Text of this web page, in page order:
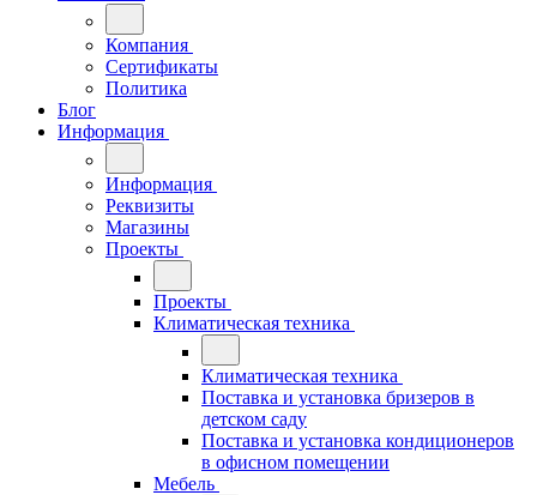
Компания
Сертификаты
Политика
Блог
Информация
Информация
Реквизиты
Магазины
Проекты
Проекты
Климатическая техника
Климатическая техника
Поставка и установка бризеров в
детском саду
Поставка и установка кондиционеров
в офисном помещении
Мебель